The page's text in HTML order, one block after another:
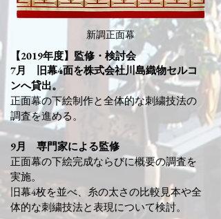
​新調正面幕
【2019年度】監修・検討会
​7月​ 旧幕4面を株式会社川島織物セルコ
ンへ貸出。
正面幕の下絵制作と全体的な刺繍技法の
調査を進める。
9月 専門家による監修
正面幕の下絵完成ならびに概要の調査を
実施。
旧幕4枚を並べ、糸の太さの比較見本や全
体的な刺繍技法と表現について検討。